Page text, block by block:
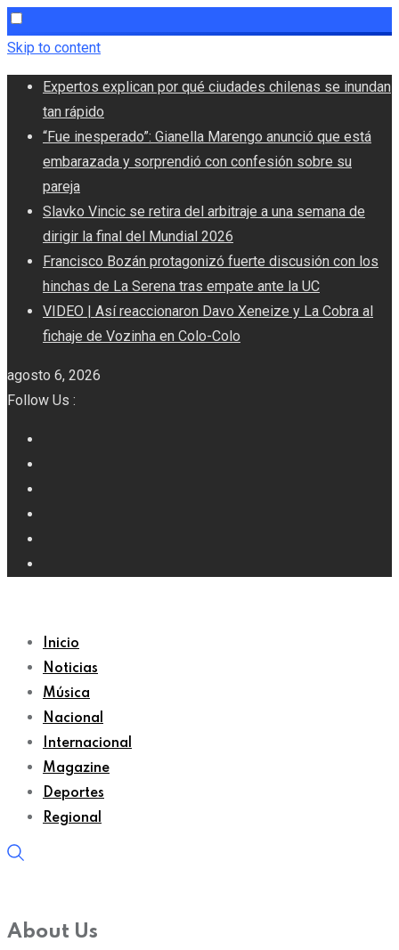
Skip to content
Expertos explican por qué ciudades chilenas se inundan
tan rápido
“Fue inesperado”: Gianella Marengo anunció que está
embarazada y sorprendió con confesión sobre su
pareja
Slavko Vincic se retira del arbitraje a una semana de
dirigir la final del Mundial 2026
Francisco Bozán protagonizó fuerte discusión con los
hinchas de La Serena tras empate ante la UC
VIDEO | Así reaccionaron Davo Xeneize y La Cobra al
fichaje de Vozinha en Colo-Colo
agosto 6, 2026
Follow Us :
Inicio
Noticias
Música
Nacional
Internacional
Magazine
Deportes
Regional
About Us